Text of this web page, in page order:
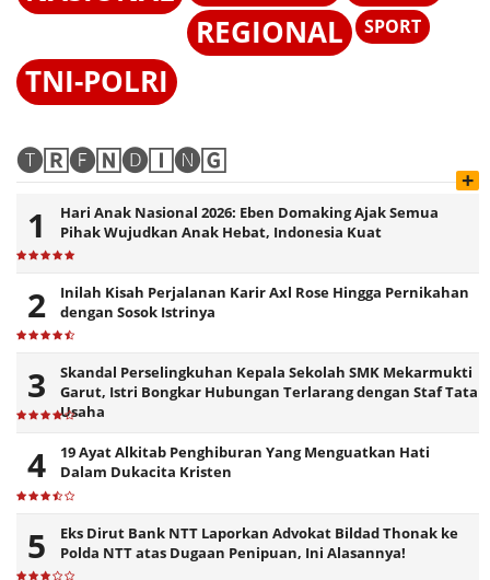
REGIONAL SPORT
TNI-POLRI
🅣🅁🅔🄽🅓🄸🅝🄶
+
Hari Anak Nasional 2026: Eben Domaking Ajak Semua
Pihak Wujudkan Anak Hebat, Indonesia Kuat
Inilah Kisah Perjalanan Karir Axl Rose Hingga Pernikahan
dengan Sosok Istrinya
Skandal Perselingkuhan Kepala Sekolah SMK Mekarmukti
Garut, Istri Bongkar Hubungan Terlarang dengan Staf Tata
Usaha
19 Ayat Alkitab Penghiburan Yang Menguatkan Hati
Dalam Dukacita Kristen
Eks Dirut Bank NTT Laporkan Advokat Bildad Thonak ke
Polda NTT atas Dugaan Penipuan, Ini Alasannya!